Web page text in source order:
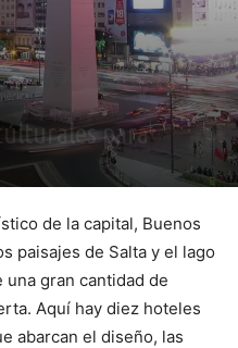
para
de la capital, Buenos
paisajes de Salta y el lago
gran cantidad de
Aquí hay diez hoteles
abarcan el diseño, las